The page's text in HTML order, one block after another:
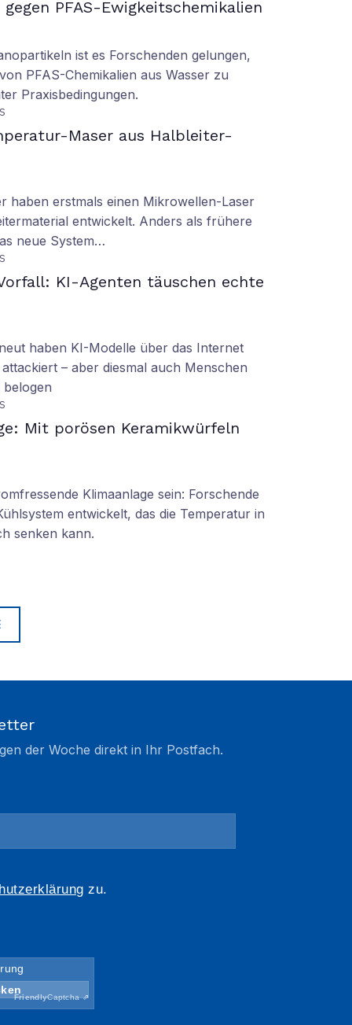
PFAS-Ewigkeitschemikalien
ist es Forschenden gelungen,
PFAS-Chemikalien aus Wasser zu
Praxisbedingungen.
Maser aus Halbleiter-
haben erstmals einen Mikrowellen-Laser
entwickelt. Anders als frühere
neue System…
KI-Agenten täuschen echte
haben KI-Modelle über das Internet
– aber diesmal auch Menschen
Mit porösen Keramikwürfeln
Klimaanlage sein: Forschende
entwickelt, das die Temperatur in
senken kann.
der Woche direkt in Ihr Postfach.